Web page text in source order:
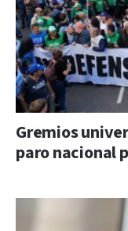
Gremios
paro nacional